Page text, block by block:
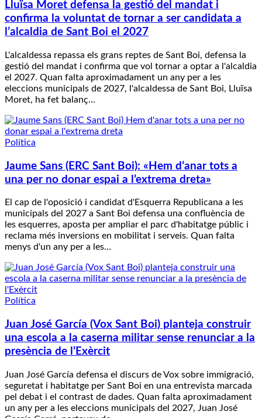
Lluïsa Moret defensa la gestió del mandat i
confirma la voluntat de tornar a ser candidata a
l’alcaldia de Sant Boi el 2027
L'alcaldessa repassa els grans reptes de Sant Boi, defensa la
gestió del mandat i confirma que vol tornar a optar a l'alcaldia
el 2027. Quan falta aproximadament un any per a les
eleccions municipals de 2027, l'alcaldessa de Sant Boi, Lluïsa
Moret, ha fet balanç…
Política
Jaume Sans (ERC Sant Boi): «Hem d’anar tots a
una per no donar espai a l’extrema dreta»
El cap de l'oposició i candidat d'Esquerra Republicana a les
municipals del 2027 a Sant Boi defensa una confluència de
les esquerres, aposta per ampliar el parc d'habitatge públic i
reclama més inversions en mobilitat i serveis. Quan falta
menys d'un any per a les…
Política
Juan José García (Vox Sant Boi) planteja construir
una escola a la caserna militar sense renunciar a la
presència de l’Exèrcit
Juan José García defensa el discurs de Vox sobre immigració,
seguretat i habitatge per Sant Boi en una entrevista marcada
pel debat i el contrast de dades. Quan falta aproximadament
un any per a les eleccions municipals del 2027, Juan José